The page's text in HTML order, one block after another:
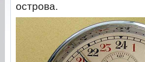
острова.